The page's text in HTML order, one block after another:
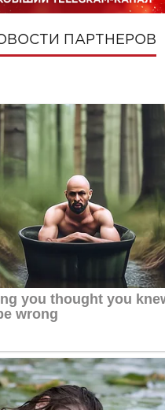
ПАРТНЕРОВ